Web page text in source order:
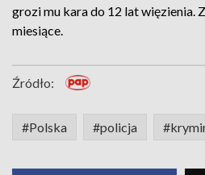
grozi mu kara do 12 lat więzienia.
miesiące.
Źródło:
#Polska #policja